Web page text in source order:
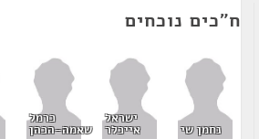
ח"כים נוכחים
נחמן שי
ישראל
אייכלר
כרמל
שאמה-הכהן